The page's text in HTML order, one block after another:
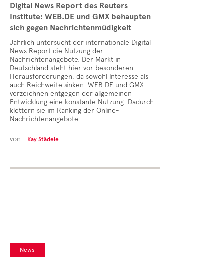
Digital News Report des Reuters
Institute: WEB.DE und GMX behaupten
sich gegen Nachrichtenmüdigkeit
Jährlich untersucht der internationale Digital
News Report die Nutzung der
Nachrichtenangebote. Der Markt in
Deutschland steht hier vor besonderen
Herausforderungen, da sowohl Interesse als
auch Reichweite sinken. WEB.DE und GMX
verzeichnen entgegen der allgemeinen
Entwicklung eine konstante Nutzung. Dadurch
klettern sie im Ranking der Online-
Nachrichtenangebote.
von Kay Städele
News